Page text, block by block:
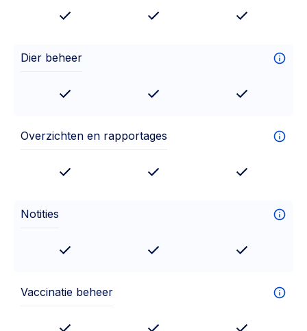
Dier beheer
Overzichten en rapportages
Notities
Vaccinatie beheer